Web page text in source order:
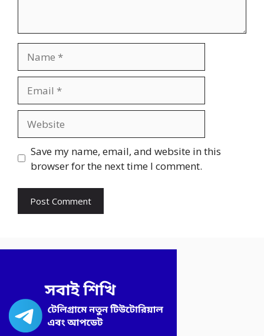
Save my name, email, and website in this
browser for the next time I comment.